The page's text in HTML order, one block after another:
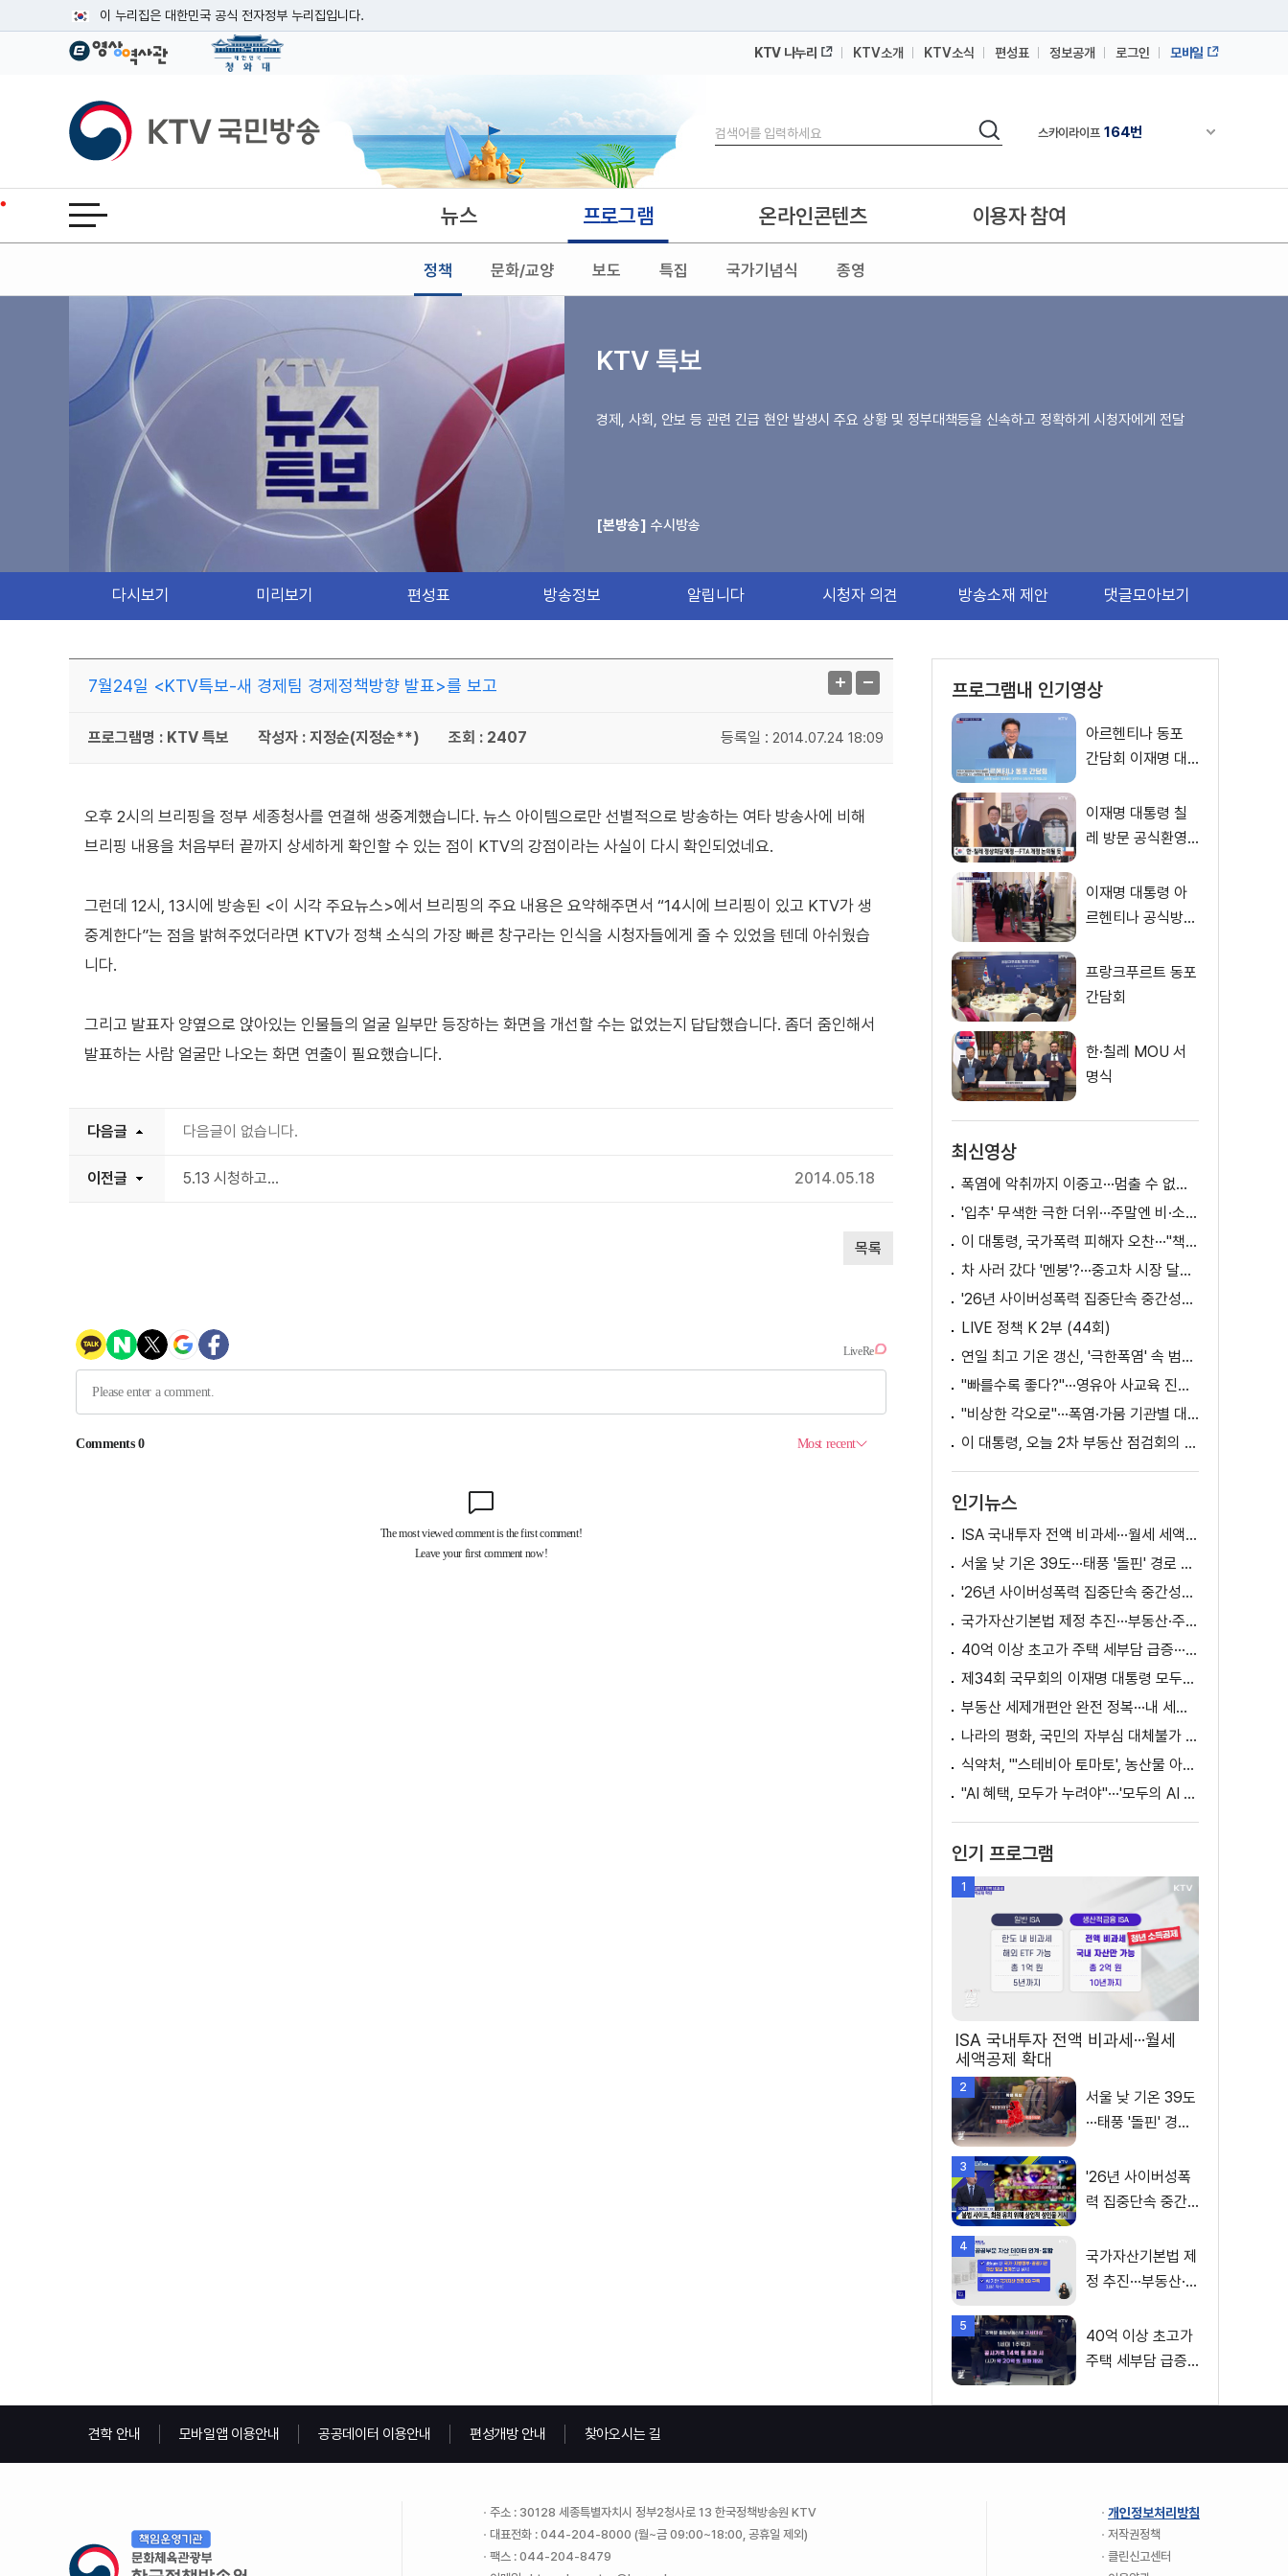
이 누리집은 대한민국 공식 전자정부 누리집입니다.
공식 누리집 주소 확인하기
이밖에 or.kr 또는 .kr등 다른 도메인 주소를 사용하고 있다면 아래 URL에서 도메인 주소를 확인해 보세요
운영중인 공식 누리집보기
KTV 나누리 KTV소개 KTV소식 편성표 정보공개 로그인 모바일
KTV국민방송
검색
검색 채널안내 펼쳐
스카이라이프 164번
스카이라이프 164번
전체메뉴 열기 뉴스 프로그램
정책 문화/교양 보도 특집 국가기념식 종영
온라인콘텐츠 이용자 참여
KTV 특보
경제, 사회, 안보 등 관련 긴급 현안 발생시 주요 상황 및 정부대책등을 신속하고 정확하게 시청자에게 전달
[본방송] 수시방송
다시보기 미리보기 편성표 방송정보 알립니다 시청자 의견 방송소재 제안 댓글모아보기
7월24일 <KTV특보-새 경제팀 경제정책방향 발표>를 보고
프로그램명 : KTV 특보 작성자 : 지정순(지정순**) 조회 : 2407 등록일 : 2014.07.24 18:09
오후 2시의 브리핑을 정부 세종청사를 연결해 생중계했습니다. 뉴스 아이템으로만 선별적으로 방송하는 여타 방송사에 비해
브리핑 내용을 처음부터 끝까지 상세하게 확인할 수 있는 점이 KTV의 강점이라는 사실이 다시 확인되었네요.
그런데 12시, 13시에 방송된 <이 시각 주요뉴스>에서 브리핑의 주요 내용은 요약해주면서 “14시에 브리핑이 있고 KTV가 생
중계한다”는 점을 밝혀주었더라면 KTV가 정책 소식의 가장 빠른 창구라는 인식을 시청자들에게 줄 수 있었을 텐데 아쉬웠습
니다.
그리고 발표자 양옆으로 앉아있는 인물들의 얼굴 일부만 등장하는 화면을 개선할 수는 없었는지 답답했습니다. 좀더 줌인해서
발표하는 사람 얼굴만 나오는 화면 연출이 필요했습니다.
다음글 다음글이 없습니다.
이전글 5.13 시청하고... 2014.05.18
목록
프로그램내 인기영상
아르헨티나 동포
간담회 이재명 대
이재명 대통령 칠
레 방문 공식환영
이재명 대통령 아
르헨티나 공식방문
프랑크푸르트 동포
간담회
한·칠레 MOU 서
명식
최신영상
폭염에 악취까지 이중고···멈출 수 없는 필수노동
'입추' 무색한 극한 더위···주말엔 비·소나기
이 대통령, 국가폭력 피해자 오찬···"책임지고 치유"
차 사러 갔다 '멘붕'?···중고차 시장 달라진다
'26년 사이버성폭력 집중단속 중간성과 발표···향후 추진계획은?
LIVE 정책 K 2부 (44회)
연일 최고 기온 갱신, '극한폭염' 속 범정부 피해 예방 대책은? [정.주.행]
"빠를수록 좋다?"···영유아 사교육 진실과 해법은?
"비상한 각오로"···폭염·가뭄 기관별 대책은?
이 대통령, 오늘 2차 부동산 점검회의 주재
인기뉴스
ISA 국내투자 전액 비과세···월세 세액공제 확대
서울 낮 기온 39도···태풍 '돌핀' 경로 변수
'26년 사이버성폭력 집중단속 중간성과 발표···향후 추진계획은?
국가자산기본법 제정 추진···부동산·주식 등 통합 관리
40억 이상 초고가 주택 세부담 급증···실수요자 보호 강화
제34회 국무회의 이재명 대통령 모두발언
부동산 세제개편안 완전 정복···내 세금 어떻게 달라지나? [K-정책 사용법]
나라의 평화, 국민의 자부심 대체불가 대한민국 이재명 대통령 모두말씀
식약처, "'스테비아 토마토', 농산물 아닌 가공식품"
"AI 혜택, 모두가 누려야"···'모두의 AI 성장사다리' 출범
인기 프로그램
1
ISA 국내투자 전액 비과세···월세
세액공제 확대
2
서울 낮 기온 39도
···태풍 '돌핀' 경로
3
'26년 사이버성폭
력 집중단속 중간
진계획은?
4
국가자산기본법 제
정 추진···부동산·주
5
40억 이상 초고가
주택 세부담 급증···
화
견학 안내 모바일앱 이용안내 공공데이터 이용안내 편성개방 안내 찾아오시는 길
주소 : 30128 세종특별자치시 정부2청사로 13 한국정책방송원 KTV
대표전화 : 044-204-8000 (월~금 09:00~18:00, 공휴일 제외)
팩스 : 044-204-8479
개인정보처리방침
저작권정책
클린신고센터